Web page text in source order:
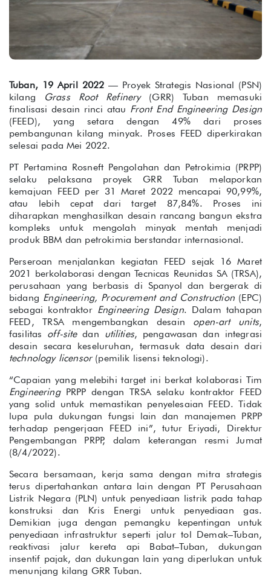
Tuban, 19 April 2022 — Proyek Strategis Nasional (PSN)
kilang
Grass Root Refinery(GRR) Tuban memasuki
finalisasi desain rinci atau Front End Engineering Design
(FEED), yang setara dengan 49% dari proses
pembangunan kilang minyak. Proses FEED diperkirakan
selesai pada Mei 2022.
PT Pertamina Rosneft Pengolahan dan Petrokimia (PRPP)
selaku pelaksana proyek GRR Tuban melaporkan
kemajuan FEED per 31 Maret 2022 mencapai 90,99%,
atau lebih cepat dari target 87,84%. Proses ini
diharapkan menghasilkan desain rancang bangun ekstra
kompleks untuk mengolah minyak mentah menjadi
produk BBM dan petrokimia berstandar internasional.
Perseroan menjalankan kegiatan FEED sejak 16 Maret
2021 berkolaborasi dengan Tecnicas Reunidas SA (TRSA),
perusahaan yang berbasis di Spanyol dan bergerak di
bidang Engineering, Procurement and Construction(EPC)
sebagai kontraktor Engineering Design. Dalam tahapan
FEED, TRSA mengembangkan desain open-art units,
fasilitas off-sitedan utilities, pengawasan dan integrasi
desain secara keseluruhan, termasuk data desain dari
technology licensor(pemilik lisensi teknologi).
“Capaian yang melebihi target ini berkat kolaborasi Tim
EngineeringPRPP dengan TRSA selaku kontraktor FEED
yang solid untuk memastikan penyelesaian FEED. Tidak
lupa pula dukungan fungsi lain dan manajemen PRPP
terhadap pengerjaan FEED ini”, tutur Eriyadi, Direktur
Pengembangan PRPP, dalam keterangan resmi Jumat
(8/4/2022).
Secara bersamaan, kerja sama dengan mitra strategis
terus dipertahankan antara lain dengan PT Perusahaan
Listrik Negara (PLN) untuk penyediaan listrik pada tahap
konstruksi dan Kris Energi untuk penyediaan gas.
Demikian juga dengan pemangku kepentingan untuk
penyediaan infrastruktur seperti jalur tol Demak–Tuban,
reaktivasi jalur kereta api Babat–Tuban, dukungan
insentif pajak, dan dukungan lain yang diperlukan untuk
menunjang kilang GRR Tuban.